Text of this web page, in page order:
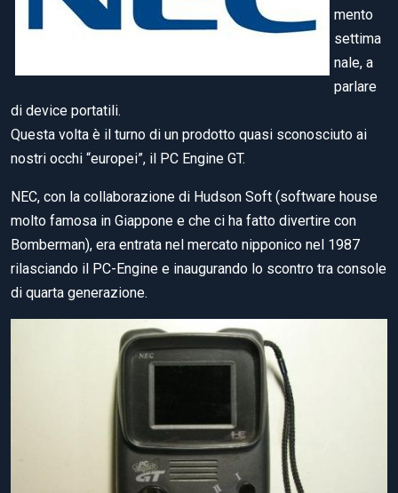
mento
settima
nale, a
parlare
di device portatili.
Questa volta è il turno di un prodotto quasi sconosciuto ai
nostri occhi “europei”, il PC Engine GT.
NEC, con la collaborazione di Hudson Soft (software house
molto famosa in Giappone e che ci ha fatto divertire con
Bomberman), era entrata nel mercato nipponico nel 1987
rilasciando il PC-Engine e inaugurando lo scontro tra console
di quarta generazione.